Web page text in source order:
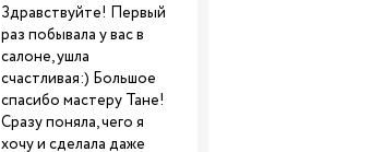
Здравствуйте! Первый
раз побывала у вас в
салоне, ушла
счастливая:) Большое
спасибо мастеру Тане!
Сразу поняла, чего я
хочу и сделала даже